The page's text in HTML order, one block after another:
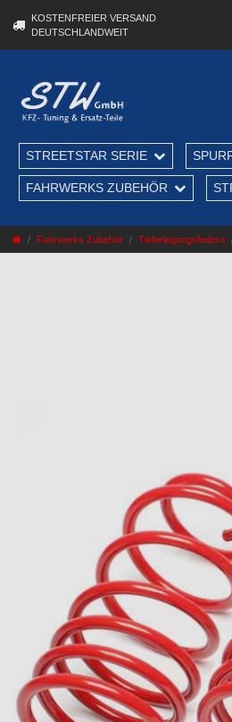
KOSTENFREIER VERSAND
DEUTSCHLANDWEIT
STREETSTAR SERIE
FAHRWERKS ZUBEHÖR
Fahrwerks Zubehör Tieferlegungsfedern